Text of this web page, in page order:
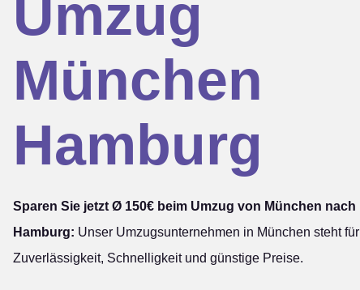
Umzug
München
Hamburg
Sparen Sie jetzt Ø 150€ beim Umzug von München nach
Hamburg: Unser Umzugsunternehmen in München steht für
Zuverlässigkeit, Schnelligkeit und günstige Preise.